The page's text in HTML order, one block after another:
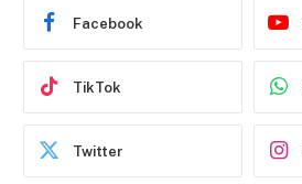
Facebook
TikTok
Twitter